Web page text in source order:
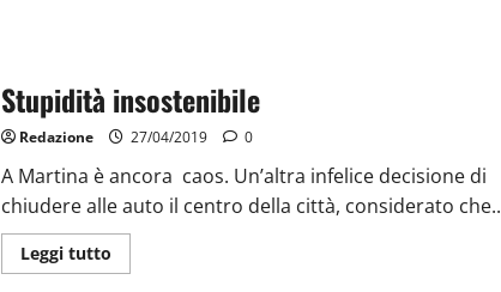
Stupidità insostenibile
Redazione 27/04/2019 0
A Martina è ancora caos. Un’altra infelice decisione di
chiudere alle auto il centro della città, considerato
Leggi tutto